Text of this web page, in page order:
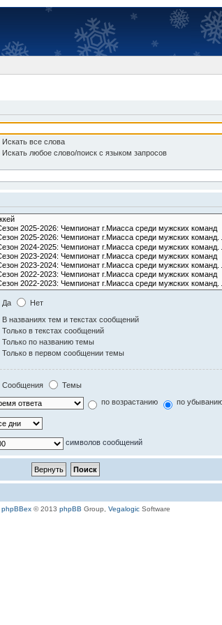
Искать все слова
Искать любое слово/поиск с языком запросов
Да
Нет
В названиях тем и текстах сообщений
Только в текстах сообщений
Только по названию темы
Только в первом сообщении темы
Сообщения
Темы
по возрастанию по
символов сообщений
phpBBex © 2013 phpBB Group, Vegalogic Software